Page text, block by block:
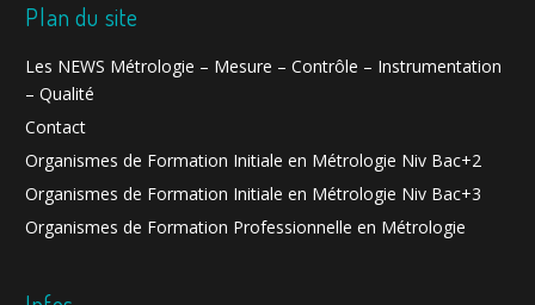
Plan du site
Les NEWS Métrologie – Mesure – Contrôle – Instrumentation
– Qualité
Contact
Organismes de Formation Initiale en Métrologie Niv Bac+2
Organismes de Formation Initiale en Métrologie Niv Bac+3
Organismes de Formation Professionnelle en Métrologie